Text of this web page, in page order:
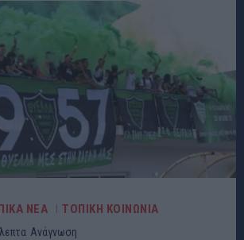
ΝΕΑ ΤΟΠΙΚΗ ΚΟΙΝΩΝΙΑ
λεπτα Ανάγνωση